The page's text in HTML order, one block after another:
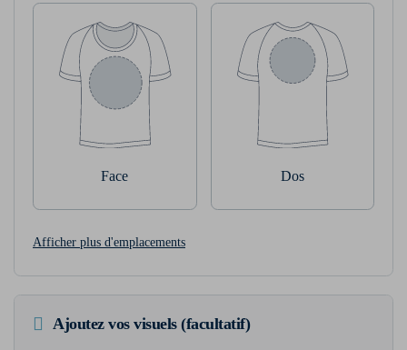
Face Dos
Afficher plus d'emplacements
Ajoutez vos visuels (facultatif)